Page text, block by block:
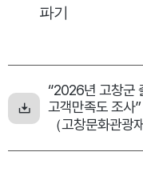
파기
“2026년 고창군
고객만족도 조사
（고창문화관광